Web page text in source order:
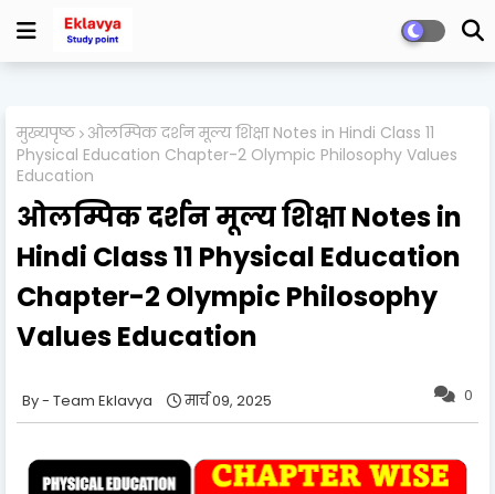
मुख्यपृष्ठ ओलम्पिक दर्शन मूल्य शिक्षा Notes in Hindi Class 11
Physical Education Chapter-2 Olympic Philosophy Values ​​
Education
ओलम्पिक दर्शन मूल्य शिक्षा Notes in
Hindi Class 11 Physical Education
Chapter-2 Olympic Philosophy
Values ​​Education
0
Team Eklavya मार्च 09, 2025